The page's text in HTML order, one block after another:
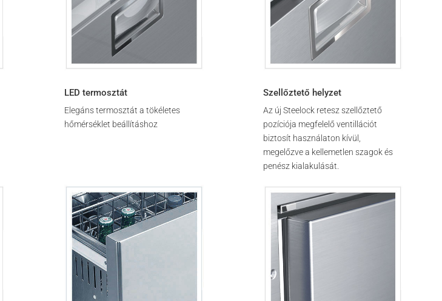
LED termosztát
Elegáns termosztát a tökéletes
hőmérséklet beállításhoz
Szellőztető helyzet
Az új Steelock retesz szellőztető
pozíciója megfelelő ventillációt
biztosít használaton kívül,
megelőzve a kellemetlen szagok és
penész kialakulását.